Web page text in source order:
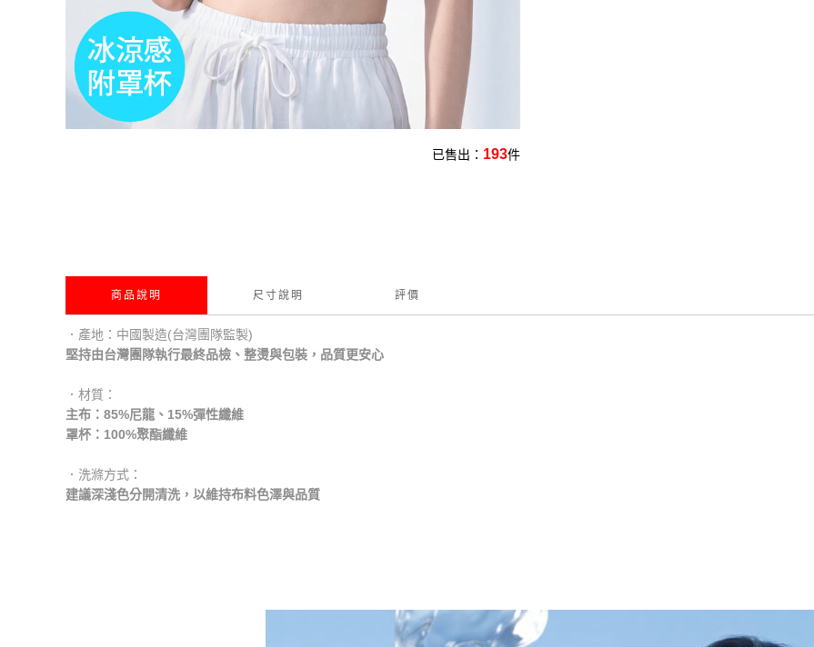
已售出： 193件
商品說明 尺寸說明 評價
．產地：中國製造(台灣團隊監製)
堅持由台灣團隊執行最終品檢、整燙與包裝，品質更安心
．材質：
主布：85%尼龍、15%彈性纖維
罩杯：100%聚酯纖維
．洗滌方式：
建議深淺色分開清洗，以維持布料色澤與品質